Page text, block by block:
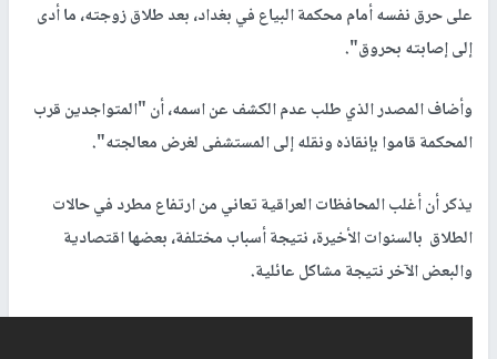
على حرق نفسه أمام محكمة البياع في بغداد، بعد طلاق زوجته، ما أدى
إلى إصابته بحروق".
وأضاف المصدر الذي طلب عدم الكشف عن اسمه، أن "المتواجدين قرب
المحكمة قاموا بإنقاذه ونقله إلى المستشفى لغرض معالجته".
يذكر أن أغلب المحافظات العراقية تعاني من ارتفاع مطرد في حالات
الطلاق بالسنوات الأخيرة، نتيجة أسباب مختلفة، بعضها اقتصادية
والبعض الآخر نتيجة مشاكل عائلية.